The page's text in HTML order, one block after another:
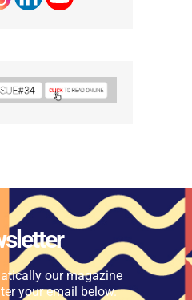
our magazine
your email below.